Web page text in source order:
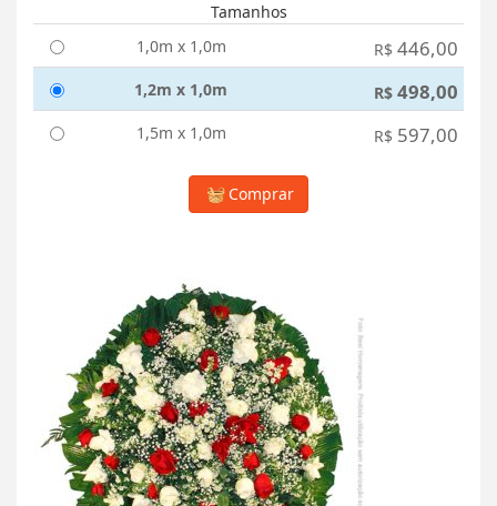
Tamanhos
1,0m x 1,0m
R$ 446,00
1,2m x 1,0m R$ 498,00
1,5m x 1,0m R$ 597,00
Comprar